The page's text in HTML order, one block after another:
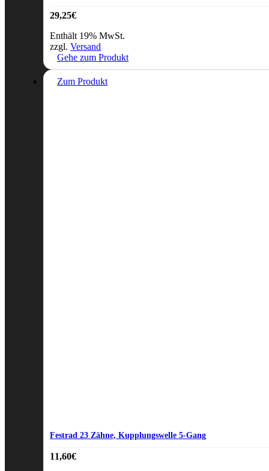
29,25€
Enthält 19% MwSt.
zzgl. Versand
Gehe zum Produkt
Zum Produkt
Festrad 23 Zähne, Kupplungswelle 5-Gang
11,60€